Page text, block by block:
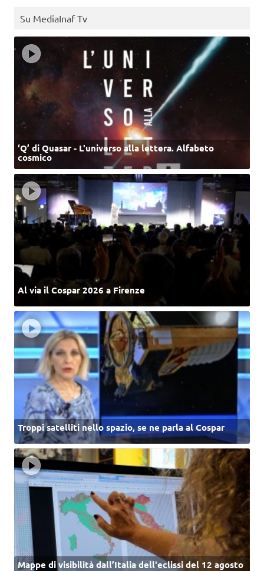
Su MediaInaf Tv
‘Q’ di Quasar - L'universo alla lettera. Alfabeto
cosmico
Al via il Cospar 2026 a Firenze
Troppi satelliti nello spazio, se ne parla al Cospar
Mappe di visibilità dall’Italia dell'eclissi del 12 agosto